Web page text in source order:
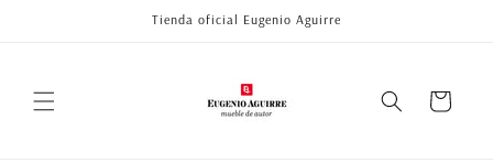
Tienda oficial Eugenio Aguirre
Carrito